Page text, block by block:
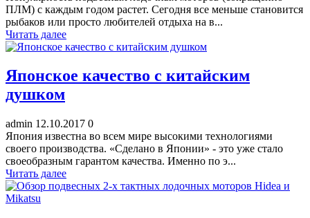
ПЛМ) с каждым годом растет. Сегодня все меньше становится
рыбаков или просто любителей отдыха на в...
Читать далее
Японское качество с китайским
душком
admin 12.10.2017 0
Япония известна во всем мире высокими технологиями
своего производства. «Сделано в Японии» - это уже стало
своеобразным гарантом качества. Именно по э...
Читать далее